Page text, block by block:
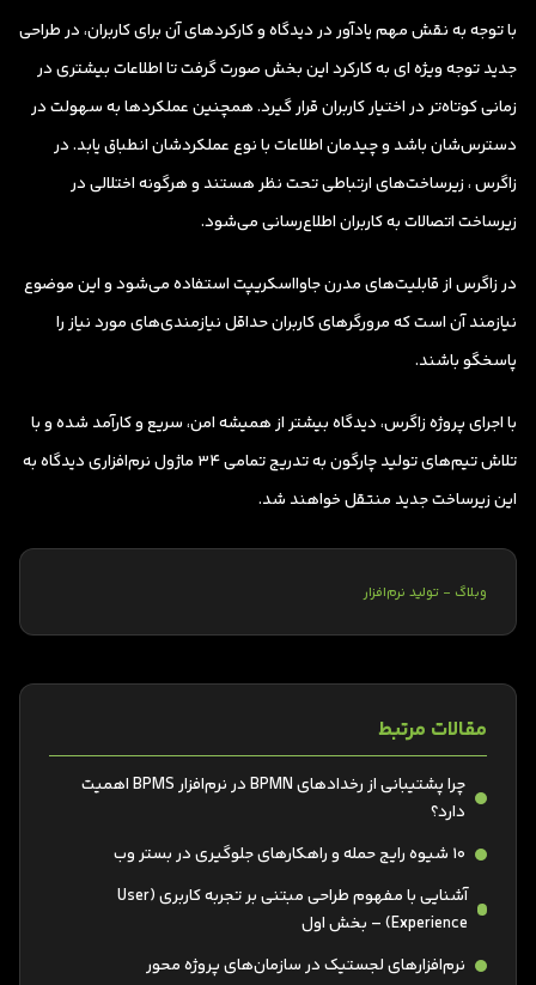
با توجه به نقش مهم یادآور در دیدگاه و کارکردهای آن برای کاربران، در طراحی
جدید توجه ویژه ای به کارکرد این بخش صورت گرفت تا اطلاعات بیشتری در
زمانی کوتاه‌تر در اختیار کاربران قرار گیرد. همچنین عملکردها به سهولت در
دسترس‌شان باشد و چیدمان اطلاعات با نوع عملکردشان انطباق یابد. در
زاگرس ، زیرساخت‌های ارتباطی تحت نظر هستند و هرگونه اختلالی در
زیرساخت اتصالات به کاربران اطلاع‌رسانی می‌شود.
در زاگرس از قابلیت‌های مدرن جاوااسکریپت استفاده می‌شود و این موضوع
نیازمند آن است که مرورگرهای کاربران حداقل نیازمندی‌های مورد نیاز را
پاسخگو باشند.
با اجرای پروژه زاگرس، دیدگاه بیشتر از همیشه امن، سریع و کارآمد شده و با
تلاش تیم‌های تولید چارگون به تدریج تمامی 34 ماژول‌ نرم‌افزاری دیدگاه به
این زیرساخت جدید منتقل خواهند شد.
وبلاگ - تولید نرم‌افزار
مقالات مرتبط
چرا پشتیبانی از رخدادهای BPMN در نرم‌افزار BPMS اهمیت
دارد؟
10 شیوه رایج حمله و راهکارهای جلوگیری در بستر وب
آشنایی با مفهوم طراحی مبتنی بر تجربه کاربری (User
Experience) – بخش اول
نرم‌افزارهای لجستیک در سازمان‌های پروژه محور